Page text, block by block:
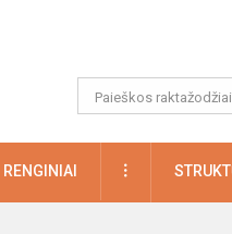
RENGINIAI DAUGIAU